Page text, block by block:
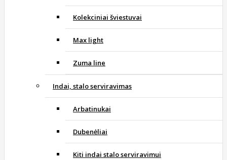
Kolekciniai šviestuvai
Max light
Zuma line
Indai, stalo serviravimas
Arbatinukai
Dubenėliai
Kiti indai stalo serviravimui